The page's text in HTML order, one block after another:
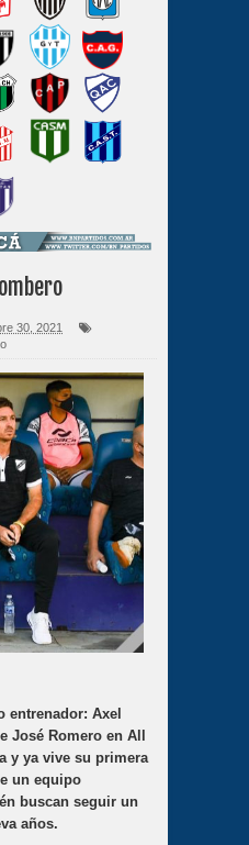
30, 2021
entrenador: Axel
José Romero en All
y ya vive su primera
un equipo
buscan seguir un
años.